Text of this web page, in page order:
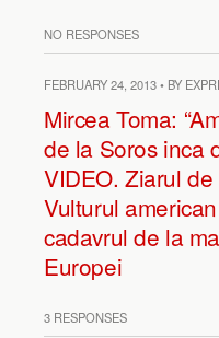
NO RESPONSES
FEBRUARY 24, 2013 • BY
Mircea Toma:
de la Soros inca
VIDEO. Ziarul
Vulturul
cadavrul de la
Europei
3 RESPONSES